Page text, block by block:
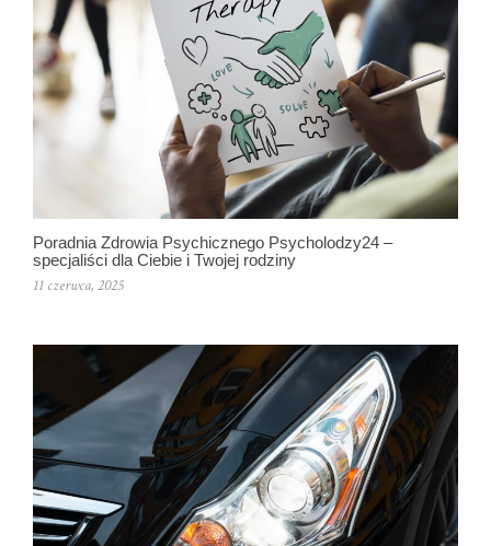
Poradnia Zdrowia Psychicznego Psycholodzy24 –
specjaliści dla Ciebie i Twojej rodziny
11 czerwca, 2025